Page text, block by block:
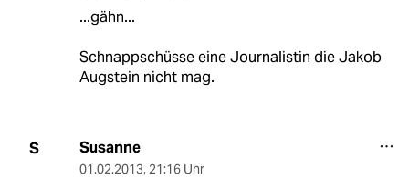
...gähn...
Schnappschüsse eine Journalistin die Jakob
Augstein nicht mag.
S Susanne
01.02.2013, 21:16 Uhr